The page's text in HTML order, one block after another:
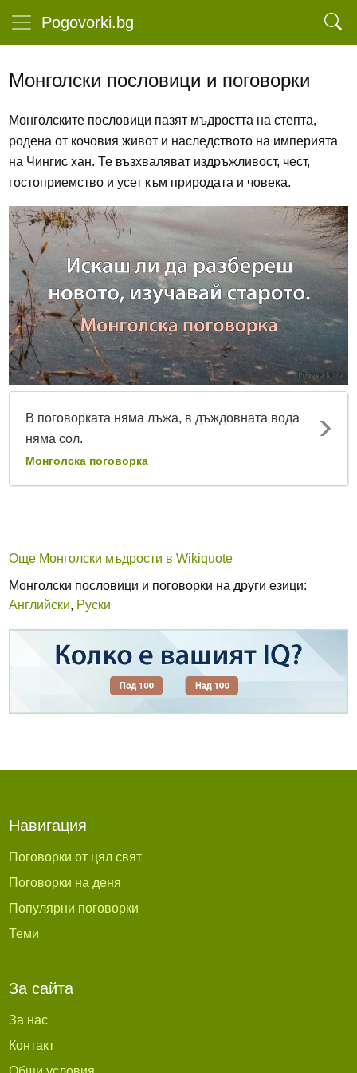
Pogovorki.bg
Монголски пословици и поговорки
Монголските пословици пазят мъдростта на степта,
родена от кочовия живот и наследството на империята
на Чингис хан. Те възхваляват издръжливост, чест,
гостоприемство и усет към природата и човека.
В поговорката няма лъжа, в дъждовната вода
няма сол.
Монголска поговорка
Още Монголски мъдрости в Wikiquote
Монголски пословици и поговорки на други езици:
Английски, Руски
Навигация
Поговорки от цял свят
Поговорки на деня
Популярни поговорки
Теми
За сайта
За нас
Контакт